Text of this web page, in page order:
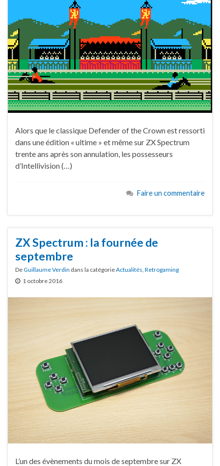
Alors que le classique Defender of the Crown est ressorti
dans une édition « ultime » et même sur ZX Spectrum
trente ans après son annulation, les possesseurs
d’Intellivision (…)
Faire un commentaire
ZX Spectrum : la fournée de
septembre
DeGuillaume Verdin dans la catégorieActualités, Retrogaming
1 octobre 2016
L’un des évènements du mois de septembre sur ZX